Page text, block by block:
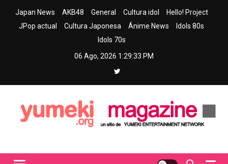
Japan News AKB48 General Cultura idol
Hello! Project
JPop actual
Cultura Japonesa Ánime News
Idols 80s
Idols 70s
06 Ago, 2026 1:29:35 PM